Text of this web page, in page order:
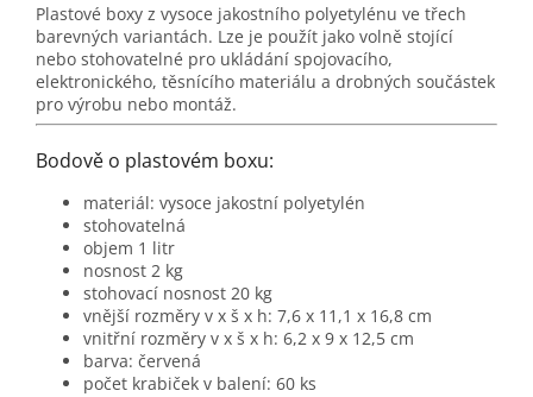
Plastové boxy z vysoce jakostního polyetylénu ve třech
barevných variantách. Lze je použít jako volně stojící
nebo stohovatelné pro ukládání spojovacího,
elektronického, těsnícího materiálu a drobných součástek
pro výrobu nebo montáž.
Bodově o plastovém boxu:
materiál: vysoce jakostní polyetylén
stohovatelná
objem 1 litr
nosnost 2 kg
stohovací nosnost 20 kg
vnější rozměry v x š x h: 7,6 x 11,1 x 16,8 cm
vnitřní rozměry v x š x h: 6,2 x 9 x 12,5 cm
barva: červená
počet krabiček v balení: 60 ks